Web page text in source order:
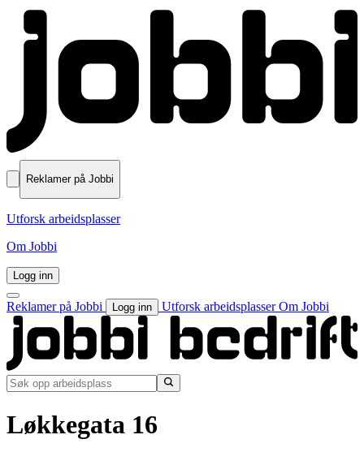
Reklamer på Jobbi
Utforsk arbeidsplasser
Om Jobbi
Logg inn
Reklamer på Jobbi Logg inn Utforsk arbeidsplasserOm Jobbi
Løkkegata 16